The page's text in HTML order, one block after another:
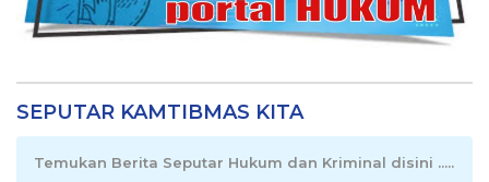
SEPUTAR KAMTIBMAS KITA
Temukan Berita Seputar Hukum dan Kriminal disini .....